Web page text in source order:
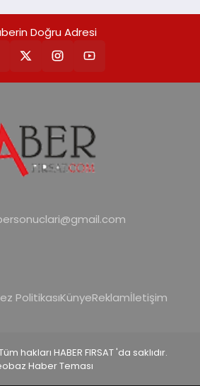
Doğru Adresi
PolitikasıKünyeReklamİletişim
hakları HABER FIRSAT 'da saklıdır.
Haber Teması